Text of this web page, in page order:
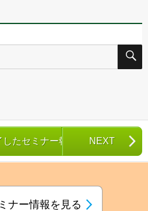
したセミナー報告一覧NEXT
ナー情報を見る